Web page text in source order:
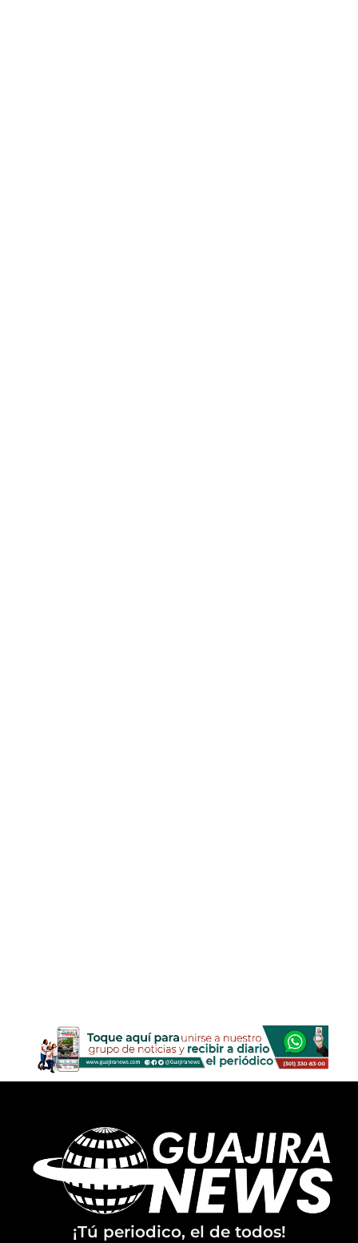
¡Tú periodico, el de todos!